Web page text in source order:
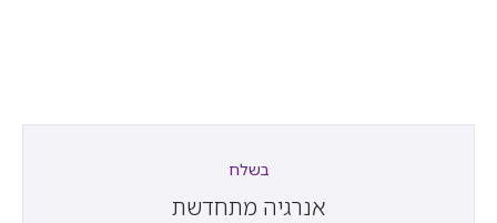
בשלח
אנרגיה מתחדשת